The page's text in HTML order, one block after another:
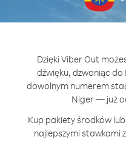
Dzięki Viber Out
dźwięku, dzwoniąc
dowolnym numerem
Niger — już
Kup pakiety środków
najlepszymi stawkami